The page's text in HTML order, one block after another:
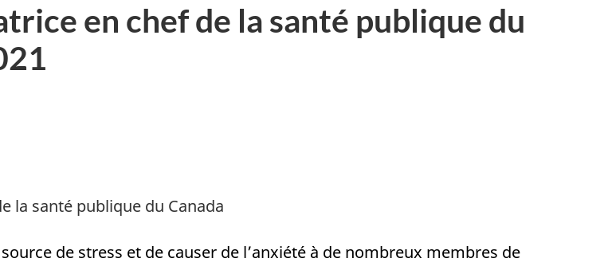
en chef de la santé publique du
la santé publique du Canada
de stress et de causer de l’anxiété à de nombreux membres de